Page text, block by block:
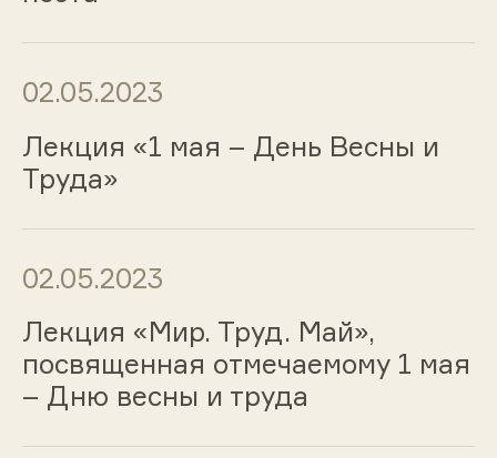
02.05.2023
Лекция «1 мая – День Весны и
Труда»
02.05.2023
Лекция «Мир. Труд. Май»,
посвященная отмечаемому 1 мая
– Дню весны и труда